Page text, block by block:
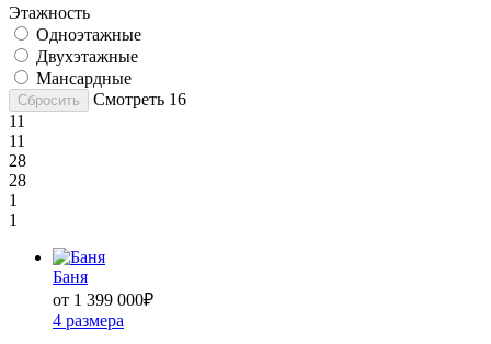
Этажность
Одноэтажные
Двухэтажные
Мансардные
Сбросить Смотреть 16
11
11
28
28
1
1
Баня
от 1 399 000₽
4 размера